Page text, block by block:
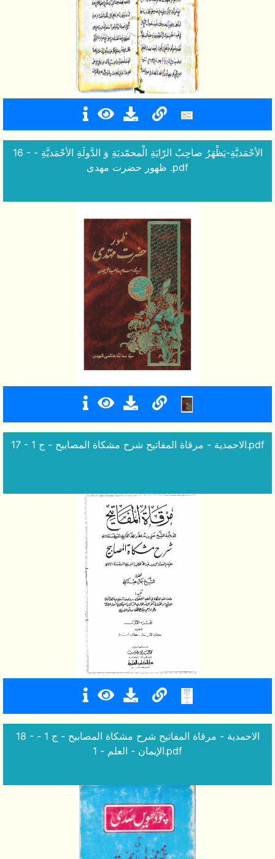
16 - الأحْمَديَّةِ-يَظْهَرُ صاحِبُ الرّايَةِ الْمحمّديَةِ وَ الدَّولَةِ الأحْمَديَّةِ -
ظهور حضرت مهدى .pdf
17 - الاحمدية - مرقاة المفاتيح شرح مشكاة المصابيح - ج 1.pdf
18 - الاحمدية - مرقاة المفاتيح شرح مشكاة المصابيح - ج 1 -
الإيمان - العلم - 1.pdf